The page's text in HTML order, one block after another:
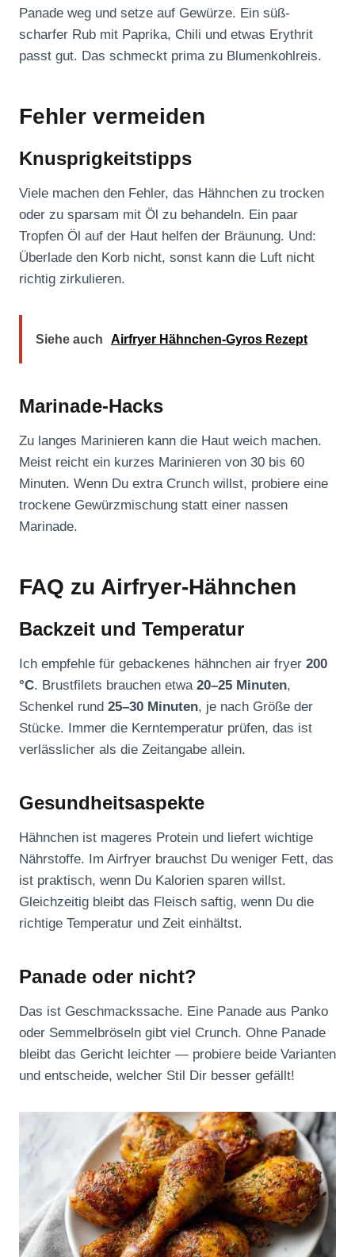
Panade weg und setze auf Gewürze. Ein süß-
scharfer Rub mit Paprika, Chili und etwas Erythrit
passt gut. Das schmeckt prima zu Blumenkohlreis.
Fehler vermeiden
Knusprigkeitstipps
Viele machen den Fehler, das Hähnchen zu trocken
oder zu sparsam mit Öl zu behandeln. Ein paar
Tropfen Öl auf der Haut helfen der Bräunung. Und:
Überlade den Korb nicht, sonst kann die Luft nicht
richtig zirkulieren.
Siehe auch Airfryer Hähnchen-Gyros Rezept
Marinade-Hacks
Zu langes Marinieren kann die Haut weich machen.
Meist reicht ein kurzes Marinieren von 30 bis 60
Minuten. Wenn Du extra Crunch willst, probiere eine
trockene Gewürzmischung statt einer nassen
Marinade.
FAQ zu Airfryer-Hähnchen
Backzeit und Temperatur
Ich empfehle für gebackenes hähnchen air fryer 200
°C. Brustfilets brauchen etwa 20–25 Minuten,
Schenkel rund 25–30 Minuten, je nach Größe der
Stücke. Immer die Kerntemperatur prüfen, das ist
verlässlicher als die Zeitangabe allein.
Gesundheitsaspekte
Hähnchen ist mageres Protein und liefert wichtige
Nährstoffe. Im Airfryer brauchst Du weniger Fett, das
ist praktisch, wenn Du Kalorien sparen willst.
Gleichzeitig bleibt das Fleisch saftig, wenn Du die
richtige Temperatur und Zeit einhältst.
Panade oder nicht?
Das ist Geschmackssache. Eine Panade aus Panko
oder Semmelbröseln gibt viel Crunch. Ohne Panade
bleibt das Gericht leichter — probiere beide Varianten
und entscheide, welcher Stil Dir besser gefällt!